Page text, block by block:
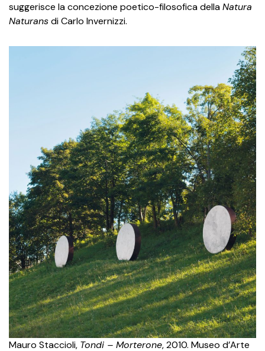
suggerisce la concezione poetico-filosofica dellaNatura
Naturansdi Carlo Invernizzi.
Mauro Staccioli, Tondi – Morterone, 2010. Museo d’Arte